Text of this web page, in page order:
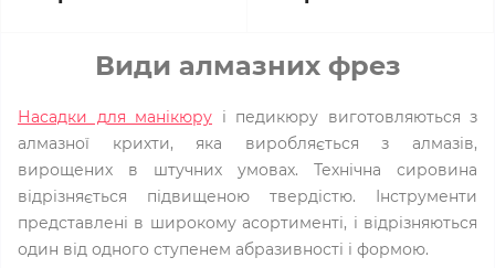
Види алмазних фрез
Насадки для манікюру і педикюру виготовляються з
алмазної крихти, яка виробляється з алмазів,
вирощених в штучних умовах. Технічна сировина
відрізняється підвищеною твердістю. Інструменти
представлені в широкому асортименті, і відрізняються
один від одного ступенем абразивності і формою.